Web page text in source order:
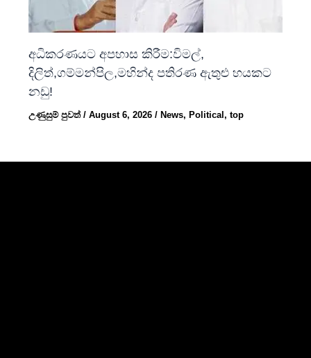
අධිකරණයට අපහාස කිරීම:විමල්,
දිලිත්,ගම්මන්පිල,මහින්ද පතිරණ ඇතුළු හයකට
නඩු!
උණුසුම් පුවත්/August 6, 2026/ News, Political,top